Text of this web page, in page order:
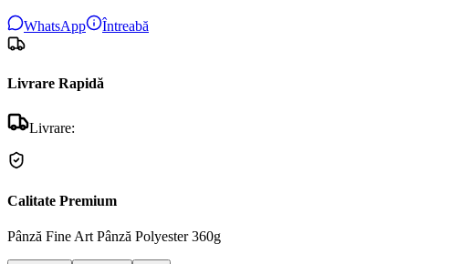
WhatsApp Întreabă
Livrare Rapidă
Livrare:
Calitate Premium
Pânză Fine Art Pânză Polyester 360g